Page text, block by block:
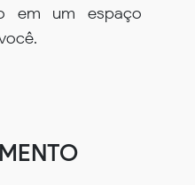
em um espaço